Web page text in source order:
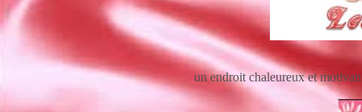
un endroit chaleureux et